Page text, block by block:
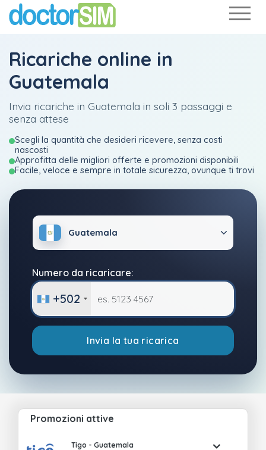
Ricariche online in
Guatemala
Invia ricariche in Guatemala in soli 3 passaggi e
senza attese
Scegli la quantità che desideri ricevere, senza costi
nascosti
Approfitta delle migliori offerte e promozioni disponibili
Facile, veloce e sempre in totale sicurezza, ovunque ti trovi
Guatemala
Numero da ricaricare:
+502
Invia la tua ricarica
Promozioni attive
Tigo - Guatemala